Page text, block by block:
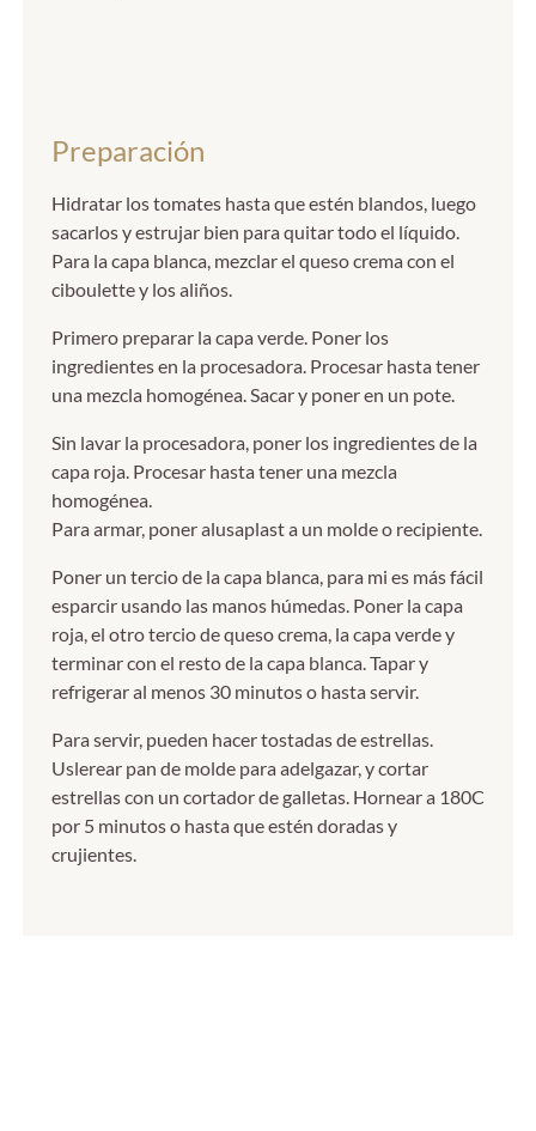
Preparación
Hidratar los tomates hasta que estén blandos, luego
sacarlos y estrujar bien para quitar todo el líquido.
Para la capa blanca, mezclar el queso crema con el
ciboulette y los aliños.
Primero preparar la capa verde. Poner los
ingredientes en la procesadora. Procesar hasta tener
una mezcla homogénea. Sacar y poner en un pote.
Sin lavar la procesadora, poner los ingredientes de la
capa roja. Procesar hasta tener una mezcla
homogénea.
Para armar, poner alusaplast a un molde o recipiente.
Poner un tercio de la capa blanca, para mi es más fácil
esparcir usando las manos húmedas. Poner la capa
roja, el otro tercio de queso crema, la capa verde y
terminar con el resto de la capa blanca. Tapar y
refrigerar al menos 30 minutos o hasta servir.
Para servir, pueden hacer tostadas de estrellas.
Uslerear pan de molde para adelgazar, y cortar
estrellas con un cortador de galletas. Hornear a 180C
por 5 minutos o hasta que estén doradas y
crujientes.